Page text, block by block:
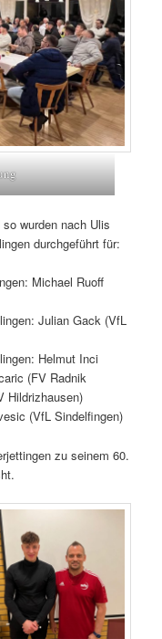
wurden nach Ulis
durchgeführt für:
Michael Ruoff
Julian Gack (VfL
Helmut Inci
(FV Radnik
Hildrizhausen)
(VfL Sindelfingen)
zu seinem 60.